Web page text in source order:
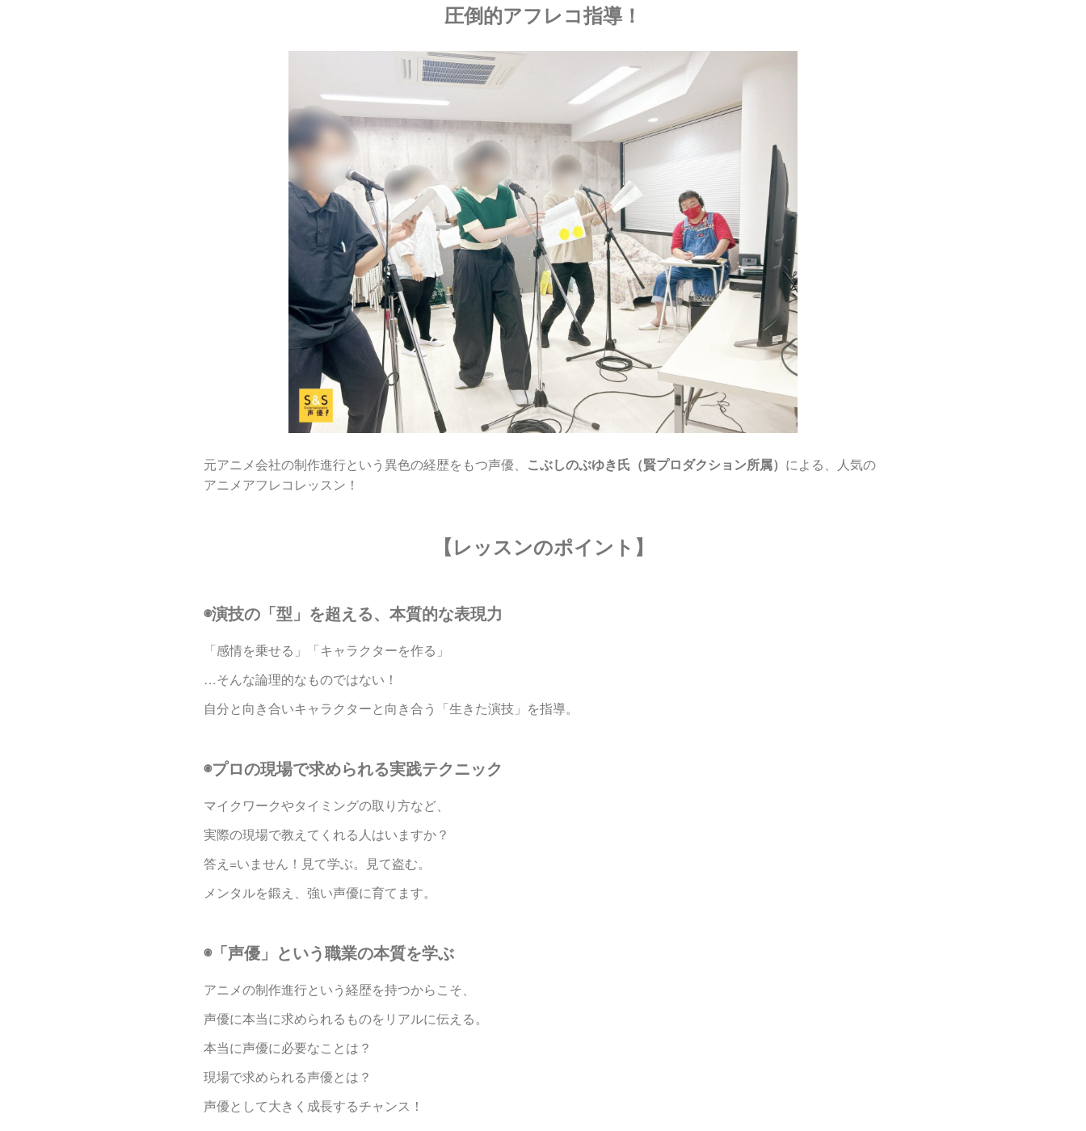
圧倒的アフレコ指導！
元アニメ会社の制作進行という異色の経歴をもつ声優、 こぶしのぶゆき氏（賢プロダクション所属） による、人気の
アニメアフレコレッスン！
【レッスンのポイント】
◉演技の「型」を超える、本質的な表現力
「感情を乗せる」「キャラクターを作る」
…そんな論理的なものではない！
自分と向き合いキャラクターと向き合う「生きた演技」を指導。
◉プロの現場で求められる実践テクニック
マイクワークやタイミングの取り方など、
実際の現場で教えてくれる人はいますか？
答え=いません！見て学ぶ。見て盗む。
メンタルを鍛え、強い声優に育てます。
◉「声優」という職業の本質を学ぶ
アニメの制作進行という経歴を持つからこそ、
声優に本当に求められるものをリアルに伝える。
本当に声優に必要なことは？
現場で求められる声優とは？
声優として大きく成長するチャンス！